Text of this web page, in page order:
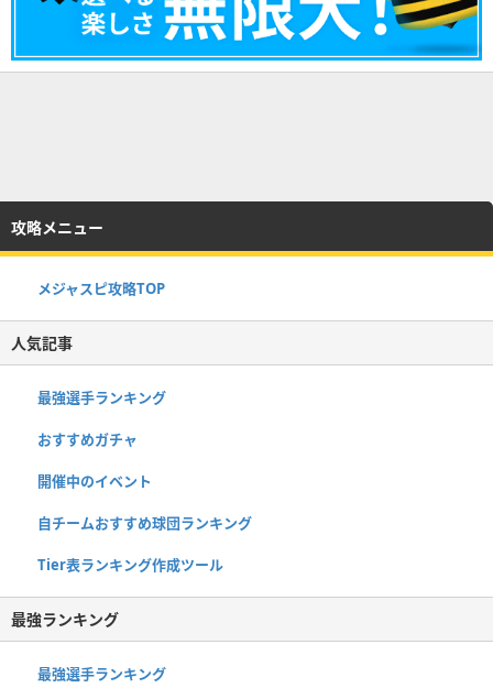
攻略メニュー
メジャスピ攻略TOP
人気記事
最強選手ランキング
おすすめガチャ
開催中のイベント
自チームおすすめ球団ランキング
Tier表ランキング作成ツール
最強ランキング
最強選手ランキング